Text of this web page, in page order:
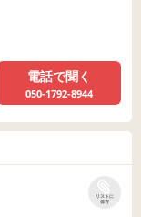
電話で聞く
050-1792-8944
リストに
保存